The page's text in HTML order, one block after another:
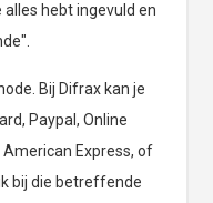
hebt ingevuld en
Bij Difrax kan je
Paypal, Online
Express, of
bij die betreffende